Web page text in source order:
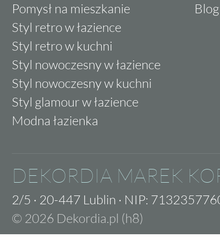
Pomysł na mieszkanie
Styl retro w łazience
Styl retro w kuchni
Styl nowoczesny w łazience
Styl nowoczesny w kuchni
Styl glamour w łazience
Modna łazienka
Blog
DEKORDIA MAREK
2/5 · 20-447 Lublin · NIP:
© 2026 Dekordia.pl (h8)